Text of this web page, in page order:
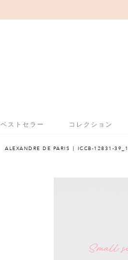
ベストセラー コレクション
ALEXANDRE DE PARIS ICCB-12831-39_1